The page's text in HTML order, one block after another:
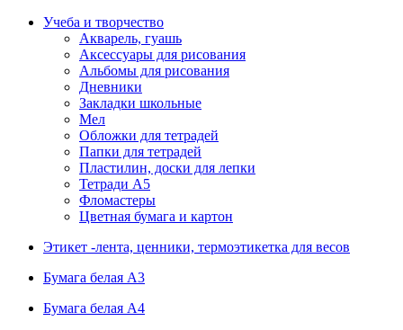
Учеба и творчество
Акварель, гуашь
Аксессуары для рисования
Альбомы для рисования
Дневники
Закладки школьные
Мел
Обложки для тетрадей
Папки для тетрадей
Пластилин, доски для лепки
Тетради А5
Фломастеры
Цветная бумага и картон
Этикет -лента, ценники, термоэтикетка для весов
Бумага белая А3
Бумага белая А4